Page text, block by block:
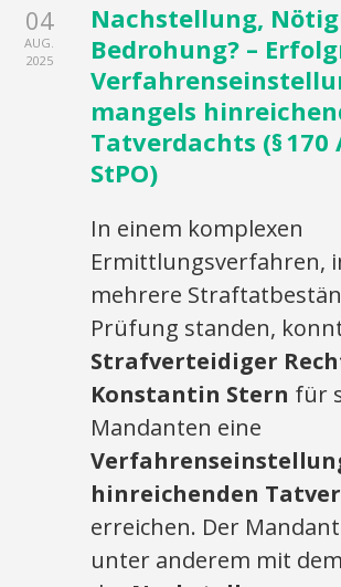
04
AUG.
2025
Nachstellung,
Bedrohung? –
mangels
Tatverdachts (§ 170
StPO)
In einem komplexen
Ermittlungsverfahren,
mehrere
Prüfung standen,
Strafverteidiger
Konstantin Stern für
Mandanten eine
hinreichenden
erreichen. Der
unter anderem mit